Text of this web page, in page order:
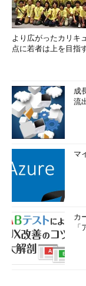
より広がったカリキ
点に若者は上を目指
成
流
マ
カ